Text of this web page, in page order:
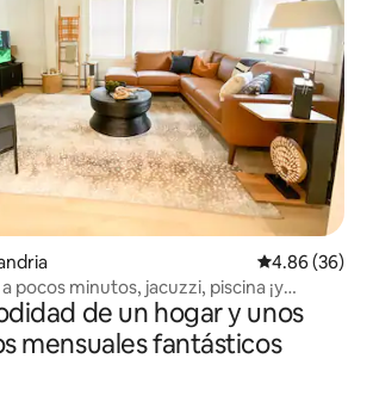
Calificación
4.86 (36)
pocos minutos, jacuzzi, piscina ¡y
de un hogar y unos
mensuales fantásticos